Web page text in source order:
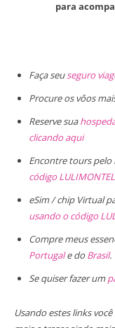
para
Faça seuseguro
Procure os vôos
Reserve sua
clicando aqui
Encontre tours
código
eSim / chip Virtual
usando o código
Compre meus
Portugale do Brasil.
Se quiser fazer um
Usando estes links